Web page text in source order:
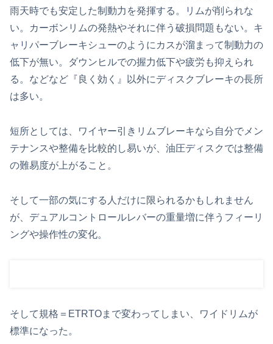
雨天時でも安定した制動力を発揮する。リムが削られな
い。カーボンリムの発熱やそれに伴う破損問題もない。キ
ャリパーブレーキシューのようにカスが溜まって制動力の
低下が無い。ダウンヒルでの握力低下や疲労も抑えられ
る。などなど『良く効く』以外にディスクブレーキの長所
は多い。
短所としては、ワイヤー引きリムブレーキなら自分でメン
テナンスや整備を比較的し易いが、油圧ディスクでは整備
の難易度が上がること。
そして一部の気にする人だけに限られるかもしれません
が、デュアルコントロールレバーの重量増に伴うフィーリ
ングや操作性の変化。
そして規格＝ETRTOまで変わってしまい、ワイドリムが
標準になった。